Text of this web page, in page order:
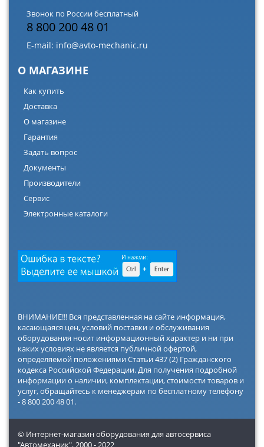
Звонок по России бесплатный
8 800 200 48 01
E-mail: info@avto-mechanic.ru
О МАГАЗИНЕ
Как купить
Доставка
О магазине
Гарантия
Задать вопрос
Документы
Производители
Сервис
Электронные каталоги
ВНИМАНИЕ!!! Вся представленная на сайте информация,
касающаяся цен, условий поставки и обслуживания
оборудования носит информационный характер и ни при
каких условиях не является публичной офертой,
определяемой положениями Статьи 437 (2) Гражданского
кодекса Российской Федерации. Для получения подробной
информации о наличии, комплектации, стоимости товаров и
услуг, обращайтесь к менеджерам по бесплатному телефону
- 8 800 200 48 01.
© Интернет-магазин оборудования для автосервиса
"Автомеханик", 2000 - 2022